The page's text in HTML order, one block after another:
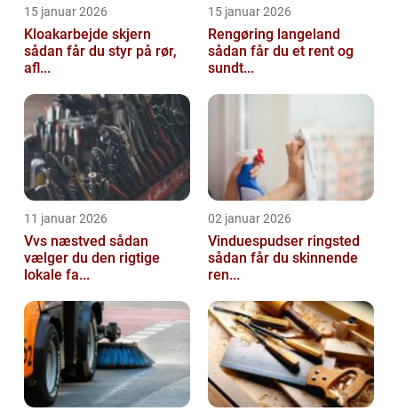
15 januar 2026
Kloakarbejde skjern
sådan får du styr på rør,
afl...
15 januar 2026
Rengøring langeland
sådan får du et rent og
sundt...
11 januar 2026
Vvs næstved sådan
vælger du den rigtige
lokale fa...
02 januar 2026
Vinduespudser ringsted
sådan får du skinnende
ren...